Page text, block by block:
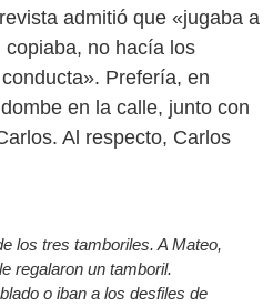
admitió que «jugaba a
copiaba, no hacía los
Prefería, en
en la calle, junto con
Al respecto, Carlos
los tres tamboriles. A Mateo,
regalaron un tamboril.
o iban a los desfiles de